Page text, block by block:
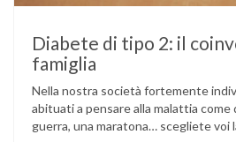
Diabete di tipo 2: il
famiglia
Nella nostra società fortemente
abituati a pensare alla malattia come
guerra, una maratona… scegliete voi